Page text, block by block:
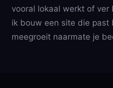
vooral lokaal werkt of
ik bouw een site die past
meegroeit naarmate je